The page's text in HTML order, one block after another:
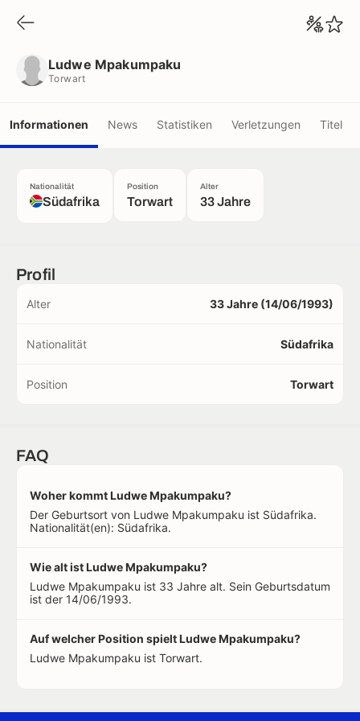
Ludwe Mpakumpaku
Torwart
Informationen News Statistiken Verletzungen Titel
Nationalität
Südafrika
Position
Torwart
Alter
33 Jahre
Profil
Alter 33 Jahre (14/06/1993)
Nationalität Südafrika
Position Torwart
FAQ
Woher kommt Ludwe Mpakumpaku?
Der Geburtsort von Ludwe Mpakumpaku ist Südafrika.
Nationalität(en): Südafrika.
Wie alt ist Ludwe Mpakumpaku?
Ludwe Mpakumpaku ist 33 Jahre alt. Sein Geburtsdatum
ist der 14/06/1993.
Auf welcher Position spielt Ludwe Mpakumpaku?
Ludwe Mpakumpaku ist Torwart.